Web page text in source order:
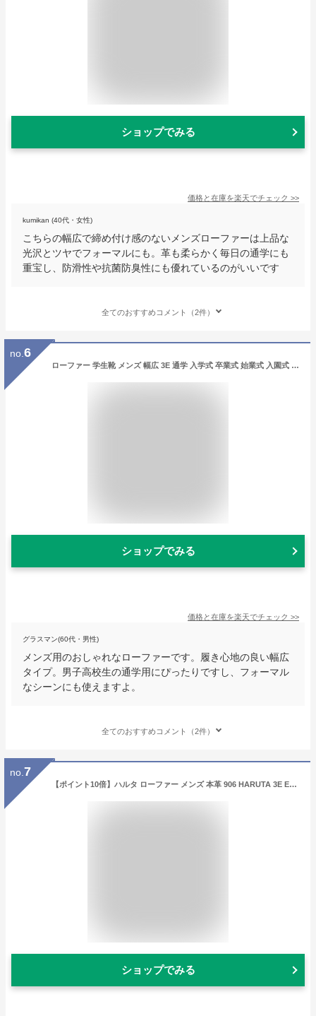
ショップでみる
価格と在庫を楽天でチェック >>
kumikan (40代・女性)
こちらの幅広で締め付け感のないメンズローファーは上品な
光沢とツヤでフォーマルにも。革も柔らかく毎日の通学にも
重宝し、防滑性や抗菌防臭性にも優れているのがいいです
全てのおすすめコメント（2件）
no. 6
ローファー 学生靴 メンズ 幅広 3E 通学 入学式 卒業式 始業式 入園式 ブラック ワイン 全2色 24.5cm 25cm 25.5cm 26cm 26.5cm 27cm 28cm S-MAKE 1010 1001
ショップでみる
価格と在庫を楽天でチェック >>
グラスマン(60代・男性)
メンズ用のおしゃれなローファーです。履き心地の良い幅広
タイプ。男子高校生の通学用にぴったりですし、フォーマル
なシーンにも使えますよ。
全てのおすすめコメント（2件）
no. 7
【ポイント10倍】ハルタ ローファー メンズ 本革 906 HARUTA 3E EEE コインローファー 黒 ブラック ハルタ メンズ ローファー 通学靴 学生 紳士靴
ショップでみる